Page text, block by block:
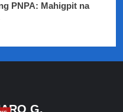
PNPA: Mahigpit na
G.